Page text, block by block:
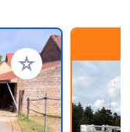
Aggiungi ai tuoi